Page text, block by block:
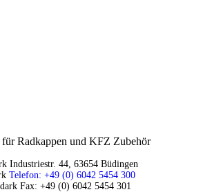
Radkappen und KFZ Zubehör
Industriestr. 44, 63654 Büdingen
Telefon: +49 (0) 6042 5454 300
Fax: +49 (0) 6042 5454 301